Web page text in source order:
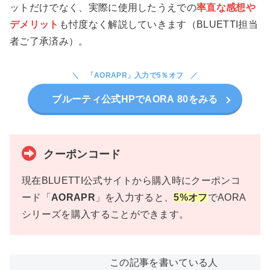
ットだけでなく、実際に使用したうえでの率直な感想や
デメリット も忖度なく解説していきます（BLUETTI担当
者ご了承済み）。
「AORAPR」入力で5％オフ
ブルーティ公式HPでAORA 80をみる
クーポンコード
現在BLUETTI公式サイトから購入時にクーポンコ
ード「 AORAPR 」を入力すると、5%オフでAORA
シリーズを購入することができます。
この記事を書いている人